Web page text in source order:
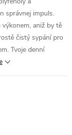
správnej impuls.
aniž by tě
čistý sypání pro
Tvoje denní